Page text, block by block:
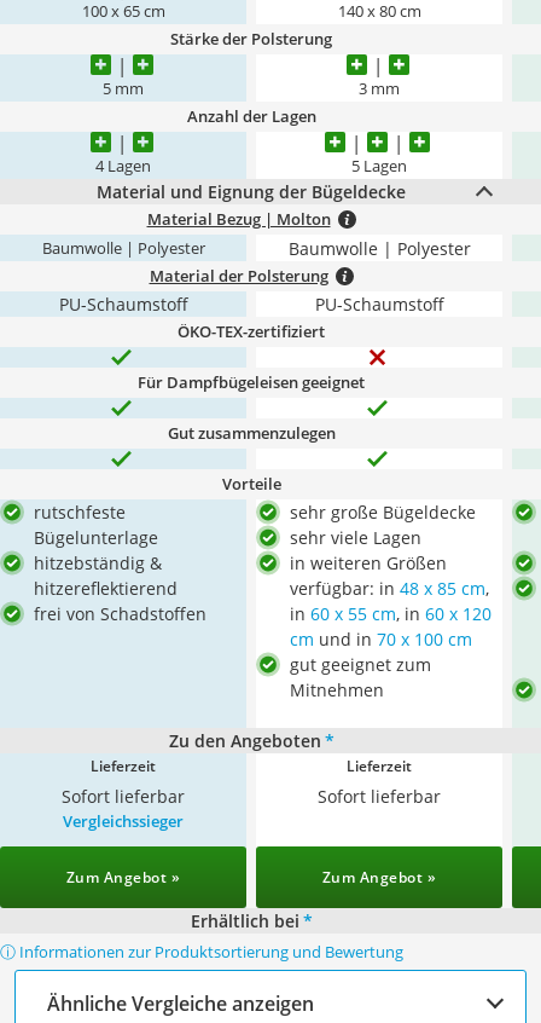
100 x 65 cm 140 x 80 cm
Stärke der Polsterung
5 mm 3 mm
Anzahl der Lagen
4 Lagen 5 Lagen
Material und Eignung der Bügeldecke
Material Bezug | Molton
Baumwolle | Polyester Baumwolle | Polyester
Material der Polsterung
PU-Schaumstoff PU-Schaumstoff
ÖKO-TEX-zertifiziert
Für Dampfbügeleisen geeignet
Gut zusammenzulegen
Vorteile
rutschfeste
Bügelunterlage
hitzebständig &
hitzereflektierend
frei von Schadstoffen
sehr große Bügeldecke
sehr viele Lagen
in weiteren Größen
verfügbar: in 48 x 85 cm,
in 60 x 55 cm, in 60 x 120
cm und in 70 x 100 cm
gut geeignet zum
Mitnehmen
Zu den Angeboten *
Lieferzeit
Sofort lieferbar
Lieferzeit
Sofort lieferbar
Vergleichssieger
Zum Angebot » Zum Angebot »
Erhältlich bei *
ⓘ Informationen zur Produktsortierung und Bewertung
Ähnliche Vergleiche anzeigen